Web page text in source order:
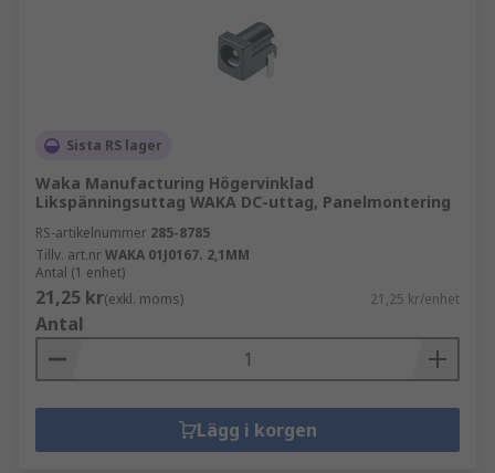
Sista RS lager
Waka Manufacturing Högervinklad
Likspänningsuttag WAKA DC-uttag, Panelmontering
RS-artikelnummer 285-8785
Tillv. art.nrWAKA 01J0167. 2,1MM
Antal (1 enhet)
21,25 kr(exkl. moms) 21,25 kr/enhet
Antal
Lägg i korgen